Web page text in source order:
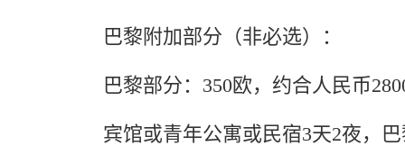
巴黎附加部分（非必选）：
巴黎部分：350欧，约合人民币
宾馆或青年公寓或民宿3天2夜，